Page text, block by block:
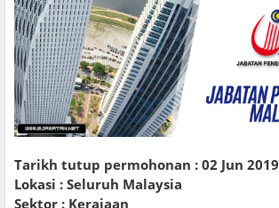
Tarikh tutup permohonan : 02 Jun 2019
Lokasi : Seluruh Malaysia
Sektor : Kerajaan